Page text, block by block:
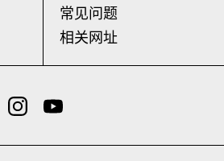
常见问题
相关网址